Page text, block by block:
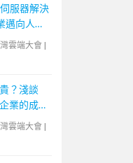
服器解決
邁向人工
式解決方
雲端大會 |
？淺談
業的成本
雲端大會 |